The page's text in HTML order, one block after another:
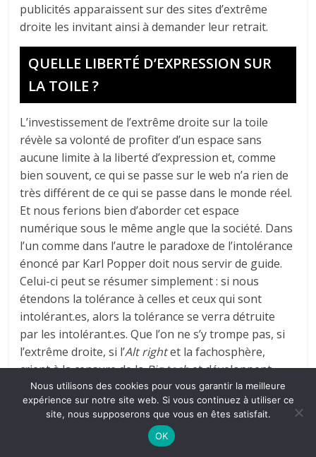
publicités apparaissent sur des sites d’extrême
droite les invitant ainsi à demander leur retrait.
QUELLE LIBERTÉ D’EXPRESSION SUR
LA TOILE ?
L’investissement de l’extrême droite sur la toile
révèle sa volonté de profiter d’un espace sans
aucune limite à la liberté d’expression et, comme
bien souvent, ce qui se passe sur le web n’a rien de
très différent de ce qui se passe dans le monde réel.
Et nous ferions bien d’aborder cet espace
numérique sous le même angle que la société. Dans
l’un comme dans l’autre le paradoxe de l’intolérance
énoncé par Karl Popper doit nous servir de guide.
Celui-ci peut se résumer simplement : si nous
étendons la tolérance à celles et ceux qui sont
intolérant.es, alors la tolérance se verra détruite
par les intolérant.es. Que l’on ne s’y trompe pas, si
l’extrême droite, si l’Alt rightet la fachosphère,
crient à la censure de laBig techet développent
leurs propres plateformes avec l’Alt tech , c’est bien
pour avoir le champ libre pour eux, mais pour eux
uniquement. Il n’y a qu’à observer comment les
trolls d’extrême droite sont capables de pourrir les
Nous utilisons des cookies pour vous garantir la meilleure
expérience sur notre site web. Si vous continuez à utiliser ce
site, nous supposerons que vous en êtes satisfait.
OK